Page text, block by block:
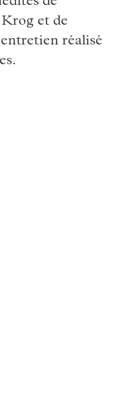
et de
réalisé